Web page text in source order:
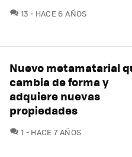
13 COMENTARIOS
HACE 6 AÑOS
Nuevo metamatarial
cambia de forma y
adquiere nuevas
propiedades
1 COMENTARIOS
HACE 7 AÑOS